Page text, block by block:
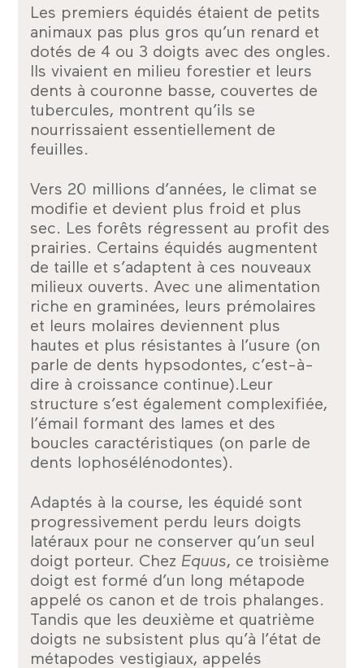
Les premiers équidés étaient de petits
animaux pas plus gros qu’un renard et
dotés de 4 ou 3 doigts avec des ongles.
Ils vivaient en milieu forestier et leurs
dents à couronne basse, couvertes de
tubercules, montrent qu’ils se
nourrissaient essentiellement de
feuilles.
Vers 20 millions d’années, le climat se
modifie et devient plus froid et plus
sec. Les forêts régressent au profit des
prairies. Certains équidés augmentent
de taille et s’adaptent à ces nouveaux
milieux ouverts. Avec une alimentation
riche en graminées, leurs prémolaires
et leurs molaires deviennent plus
hautes et plus résistantes à l’usure (on
parle de dents hypsodontes, c’est-à-
dire à croissance continue).Leur
structure s’est également complexifiée,
l’émail formant des lames et des
boucles caractéristiques (on parle de
dents lophosélénodontes).
Adaptés à la course, les équidé sont
progressivement perdu leurs doigts
latéraux pour ne conserver qu’un seul
doigt porteur. Chez Equus, ce troisième
doigt est formé d’un long métapode
appelé os canon et de trois phalanges.
Tandis que les deuxième et quatrième
doigts ne subsistent plus qu’à l’état de
métapodes vestigiaux, appelés